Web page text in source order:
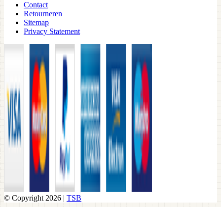
Contact
Retourneren
Sitemap
Privacy Statement
© Copyright 2026 | TSB